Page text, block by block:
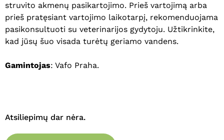
struvito akmenų pasikartojimo. Prieš vartojimą arba
prieš pratęsiant vartojimo laikotarpį, rekomenduojama
pasikonsultuoti su veterinarijos gydytoju. Užtikrinkite,
kad jūsų šuo visada turėtų geriamo vandens.
Gamintojas: Vafo Praha.
Atsiliepimų dar nėra.